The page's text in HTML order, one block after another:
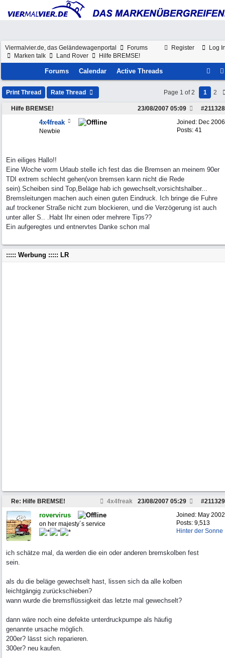
Register Log
Viermalvier.de, das Geländewagenportal
Forums
Marken talk
Land Rover Hilfe BREMSE!
Forums Calendar Active Threads
Print Thread Rate Thread Page 1 of 2 1 2
Hilfe BREMSE! #211328
23/08/2007 05:09
Joined: Dec 2006
Posts: 41
4x4freak
Newbie
Ein eiliges Hallo!!
Eine Woche vorm Urlaub stelle ich fest das die Bremsen an meinem 90er
TDI extrem schlecht gehen(von bremsen kann nicht die Rede
sein).Scheiben sind Top,Beläge hab ich gewechselt,vorsichtshalber...
Bremsleitungen machen auch einen guten Eindruck. Ich bringe die Fuhre
auf trockener Straße nicht zum blockieren, und die Verzögerung ist auch
unter aller S.. .Habt Ihr einen oder mehrere Tips??
Ein aufgeregtes und entnervtes Danke schon mal
::::: Werbung ::::: LR
Re: Hilfe BREMSE! 4x4freak #211329
23/08/2007 05:29
Joined: May 2002
Posts: 9,513
Hinter der Sonne
rovervirus
on her majesty´s service
ich schätze mal, da werden die ein oder anderen bremskolben fest
sein.
als du die beläge gewechselt hast, lissen sich da alle kolben
leichtgängig zurückschieben?
wann wurde die bremsflüssigkeit das letzte mal gewechselt?
dann wäre noch eine defekte unterdruckpumpe als häufig
genannte ursache möglich.
200er? lässt sich reparieren.
300er? neu kaufen.